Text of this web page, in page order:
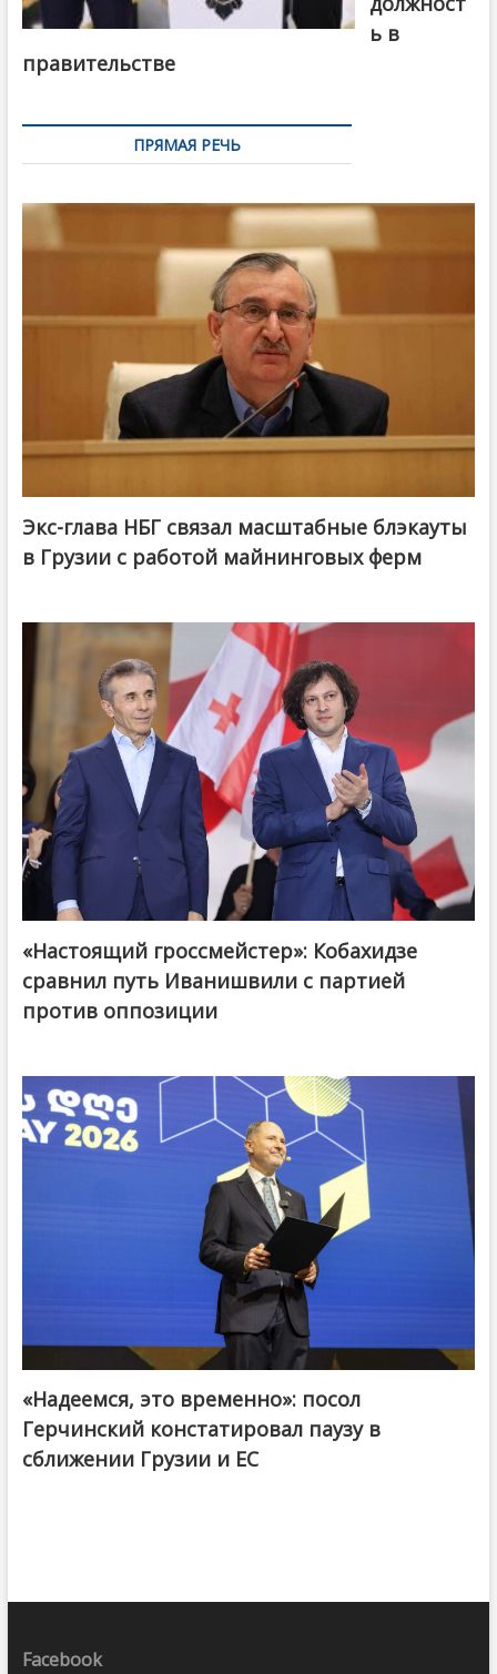
ь в
правительстве
ПРЯМАЯ РЕЧЬ
Экс-глава НБГ связал масштабные блэкауты
в Грузии с работой майнинговых ферм
@ქართული ოცნება / Georgian Dream
«Настоящий гроссмейстер»: Кобахидзе
сравнил путь Иванишвили с партией
против оппозиции
«Надеемся, это временно»: посол
Герчинский констатировал паузу в
сближении Грузии и ЕС
Facebook